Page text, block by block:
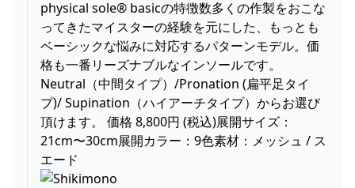
physical sole® basicの特徴数多くの作製をおこな
ってきたマイスターの経験を元にした、もっとも
ベーシックな悩みに対応するパターンモデル。価
格も一番リーズナブルなインソールです。
Neutral（中間タイプ）/Pronation (扁平足タイ
プ)/ Supination（ハイアーチタイプ）からお選び
頂けます。 価格 8,800円 (税込)展開サイズ：
21cm〜30cm展開カラー：9色素材：メッシュ / ス
エード